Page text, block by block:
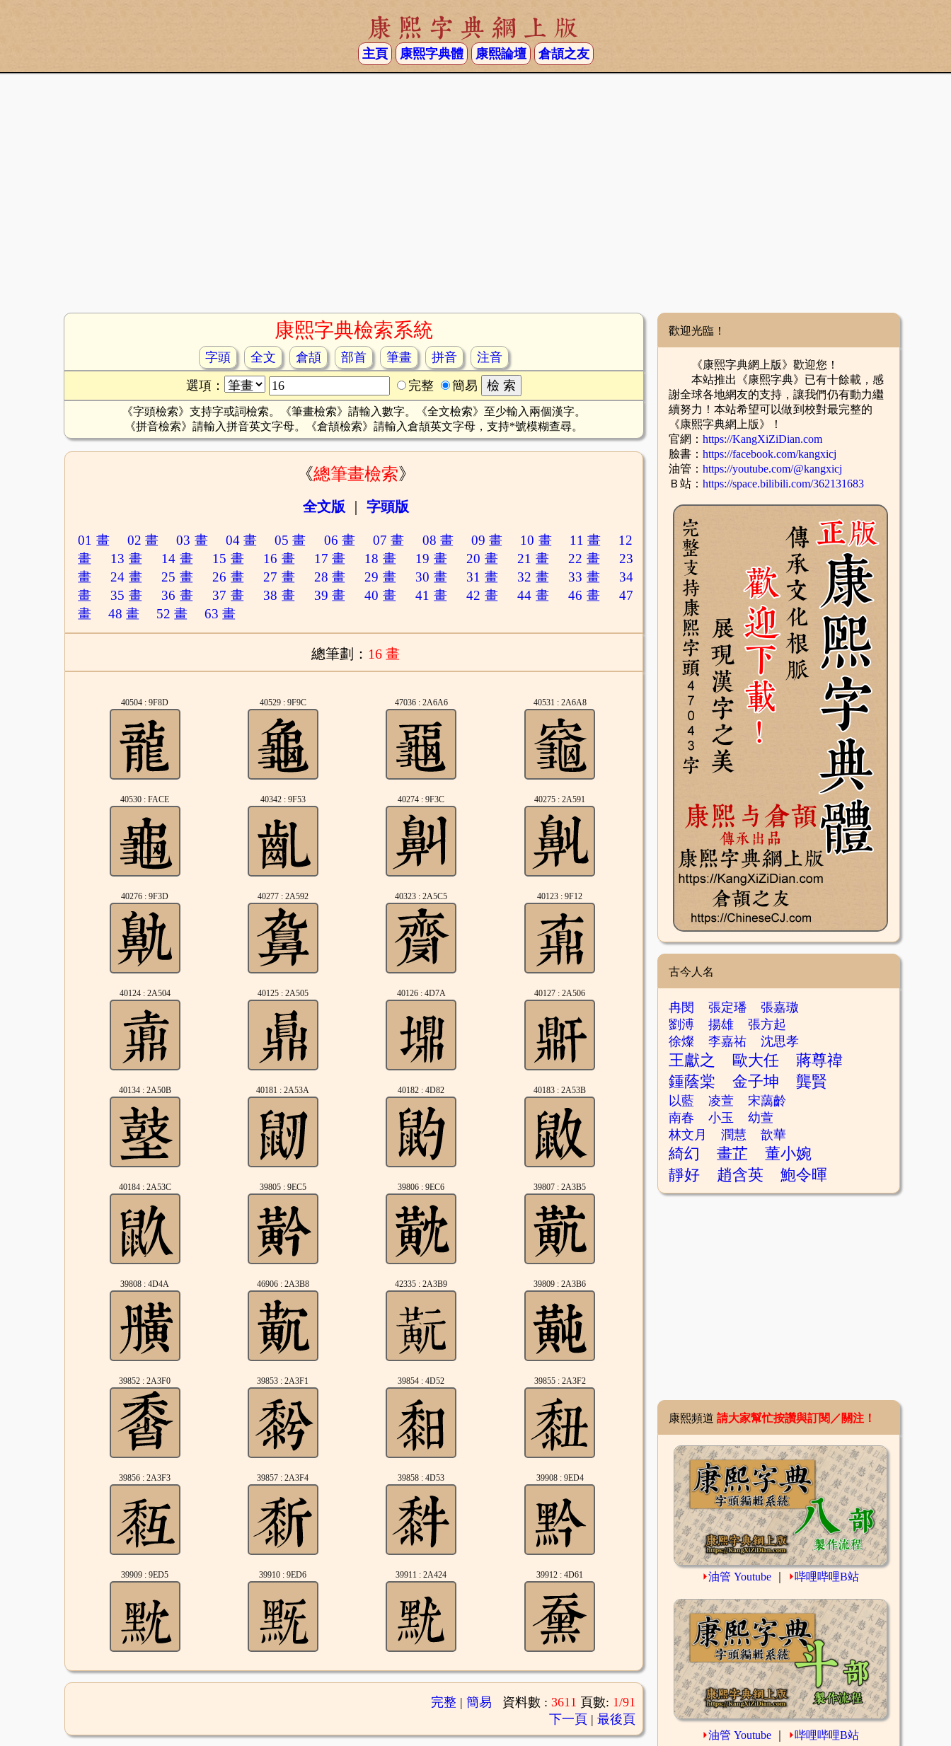
康熙字典網上版
主頁 康熙字典體 康熙論壇 倉頡之友
康熙字典檢索系統
字頭 全文 倉頡 部首 筆畫 拼音
注音
選項：
完整 簡易
《字頭檢索》支持字或詞檢索。《筆畫檢索》請輸入數字。《全文檢索》至少輸入兩個漢字。
《拼音檢索》請輸入拼音英文字母。《倉頡檢索》請輸入倉頡英文字母，支持*號模糊查尋。
《總筆畫檢索》
全文版 字頭版
01 畫 02 畫 03 畫 04 畫 05 畫 06 畫 07 畫 08 畫 09 畫 10 畫 11 畫
12
畫
13 畫 14 畫 15 畫 16 畫 17 畫 18 畫 19 畫 20 畫 21 畫 22 畫
23
畫
24 畫 25 畫 26 畫 27 畫 28 畫 29 畫 30 畫 31 畫 32 畫 33 畫
34
畫
35 畫 36 畫 37 畫 38 畫 39 畫 40 畫 41 畫 42 畫 44 畫 46 畫
47
畫
48 畫 52 畫 63 畫
總筆劃： 16 畫
40504 : 9F8D 40529 : 9F9C 47036 : 2A6A6 40531 : 2A6A8
40530 : FACE 40342 : 9F53 40274 : 9F3C 40275 : 2A591
40276 : 9F3D 40277 : 2A592 40323 : 2A5C5 40123 : 9F12
40124 : 2A504 40125 : 2A505 40126 : 4D7A 40127 : 2A506
40134 : 2A50B 40181 : 2A53A 40182 : 4D82 40183 : 2A53B
40184 : 2A53C 39805 : 9EC5 39806 : 9EC6 39807 : 2A3B5
39808 : 4D4A 46906 : 2A3B8 42335 : 2A3B9 39809 : 2A3B6
39852 : 2A3F0 39853 : 2A3F1 39854 : 4D52 39855 : 2A3F2
39856 : 2A3F3 39857 : 2A3F4 39858 : 4D53 39908 : 9ED4
39909 : 9ED5 39910 : 9ED6 39911 : 2A424 39912 : 4D61
完整| 簡易 資料數 : 3611 頁數: 1/91
下一頁 | 最後頁
歡迎光臨！
《康熙字典網上版》歡迎您！
本站推出《康熙字典》已有十餘載，感
謝全球各地網友的支持，讓我們仍有動力繼
續努力！本站希望可以做到校對最完整的
《康熙字典網上版》！
官網： https://KangXiZiDian.com
臉書： https://facebook.com/kangxicj
油管： https://youtube.com/@kangxicj
Ｂ站： https://space.bilibili.com/362131683
古今人名
冉閔 張定璠
張嘉璈
劉溥
揚雄
張方起
徐燦
李嘉祐 沈思孝
王獻之 歐大任
蔣尊禕
鍾蔭棠
金子坤 龔賢
以藍 凌萱
宋藹齡
南春
小玉
幼萱
林文月
潤慧 歆華
綺幻 畫芷
董小婉
靜好
趙含英 鮑令暉
康熙頻道 請大家幫忙按讚與訂閱／關注！
⏵油管 Youtube ⏵哔哩哔哩B站
⏵油管 Youtube ⏵哔哩哔哩B站